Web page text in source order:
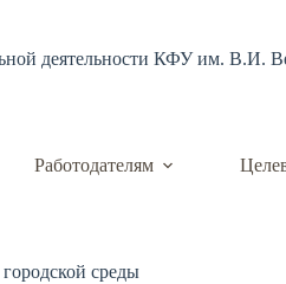
деятельности КФУ им. В.И.
Работодателям
среды